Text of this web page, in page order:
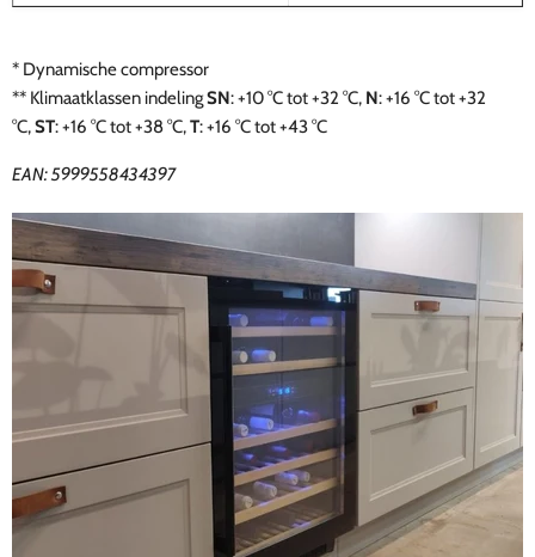
* Dynamische compressor
** Klimaatklassen indelingSN: +10 °C tot +32 °C, N: +16 °C tot +32
°C,ST: +16 °C tot +38 °C,T: +16 °C tot +43 °C
EAN:5999558434397